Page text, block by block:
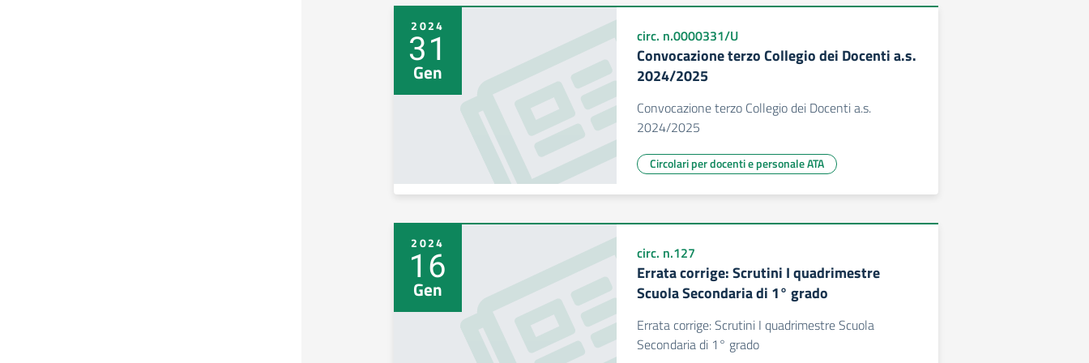
2024
31
Gen
circ. n.0000331/U
Convocazione terzo Collegio dei Docenti a.s.
2024/2025
Convocazione terzo Collegio dei Docenti a.s.
2024/2025
Circolari per docenti e personale ATA
2024
16
Gen
circ. n.127
Errata corrige: Scrutini I quadrimestre
Scuola Secondaria di 1° grado
Errata corrige: Scrutini I quadrimestre Scuola
Secondaria di 1° grado